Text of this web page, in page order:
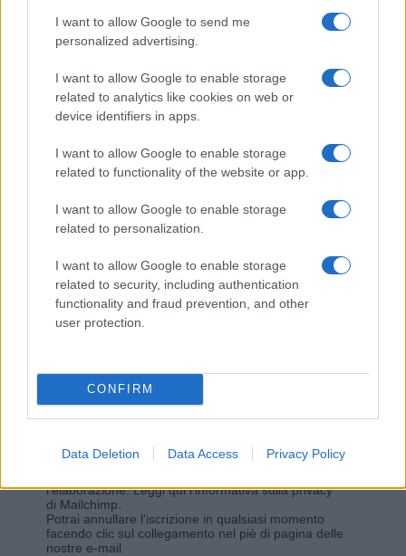
I want to allow Google to send me
personalized advertising.
I want to allow Google to enable storage
related to analytics like cookies on web or
device identifiers in apps.
I want to allow Google to enable storage
related to functionality of the website or app.
I want to allow Google to enable storage
related to personalization.
I want to allow Google to enable storage
related to security, including authentication
functionality and fraud prevention, and other
user protection.
CONFIRM
Data Deletion Data Access Privacy Policy
Vuoi rimanere sempre aggiornato?
Iscriviti alla newsletter di Gallura Oggi e ricevi le nostre
email periodiche contenenti le ultime notizie pubblicate
sul sito web!
Utilizziamo Mailchimp come piattaforma di
marketing. Iscrivendoti alla newsletter accetti che le
l'elaborazione.Leggi qui l'informativa sulla privacy
di Mailchimp
Potrai annullare l'iscrizione in qualsiasi momento
facendo clic sul collegamento nel piè di pagina delle
nostre e-mail.